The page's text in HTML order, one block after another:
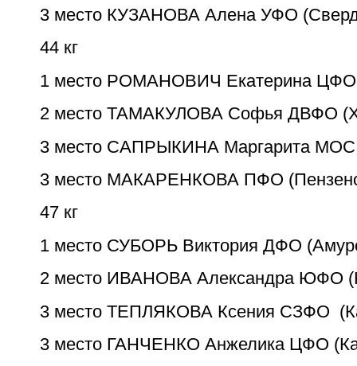
3 место КУЗАНОВА Алена УФО
44 кг
1 место РОМАНОВИЧ Екатерина ЦФО
2 место ТАМАКУЛОВА Софья ДВФО
3 место САПРЫКИНА Маргарита МОС
3 место МАКАРЕНКОВА ПФО
47 кг
1 место СУБОРЬ Виктория ДФО
2 место ИВАНОВА Александра ЮФО
3 место ТЕПЛЯКОВА Ксения CЗФО
3 место ГАНЧЕНКО Анжелика ЦФО